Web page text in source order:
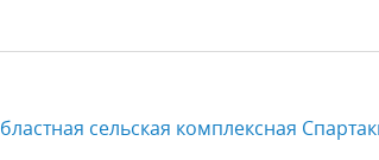
сельская комплексная